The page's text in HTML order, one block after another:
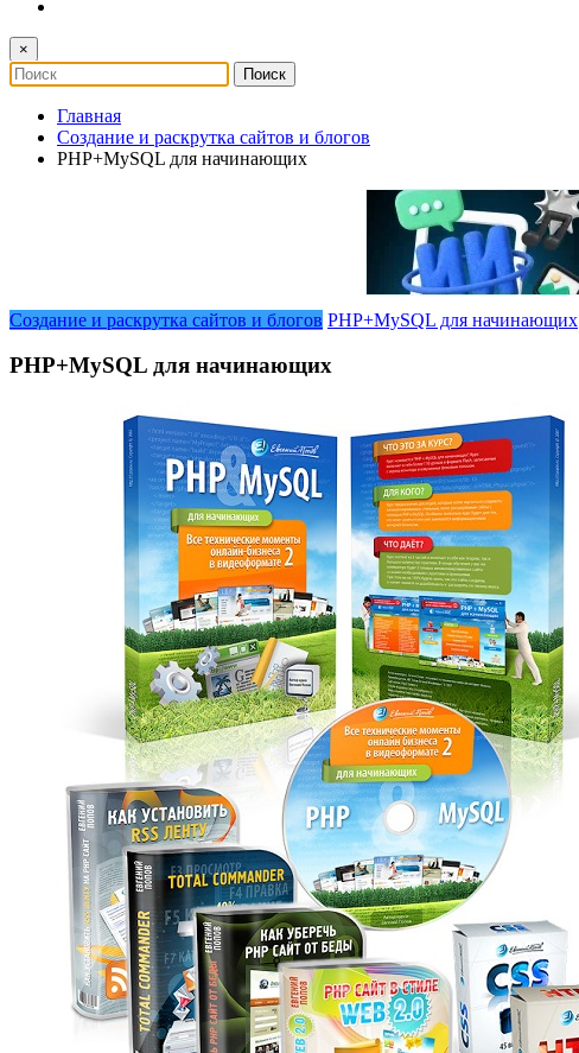
×
Главная
Создание и раскрутка сайтов и блогов
PHP+MySQL для начинающих
Создание и раскрутка сайтов и блогов PHP+MySQL для начинающих
PHP+MySQL для начинающих